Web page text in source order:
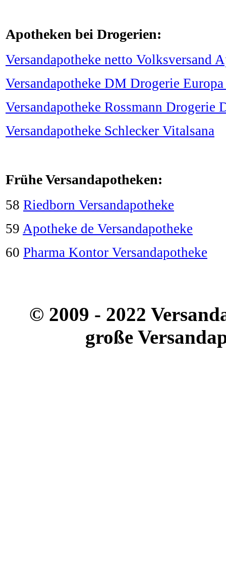
Apotheken bei Drogerien:
Versandapotheke netto Volksversand
Versandapotheke DM Drogerie
Versandapotheke Rossmann Drogerie
Versandapotheke Schlecker Vitalsana
Frühe Versandapotheken:
58 Riedborn Versandapotheke
59 Apotheke de Versandapotheke
60 Pharma Kontor Versandapotheke
© 2009 - 2022
große